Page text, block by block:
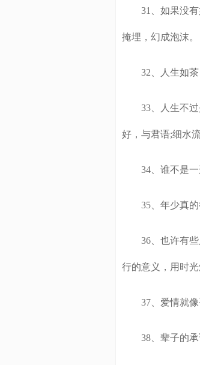
31、如果没有
掩埋，幻成泡沫。
32、人生如茶
33、人生不过
好，与君语;细水
34、谁不是一
35、年少真的
36、也许有些
行的意义，用时光
37、爱情就像
38、辈子的承